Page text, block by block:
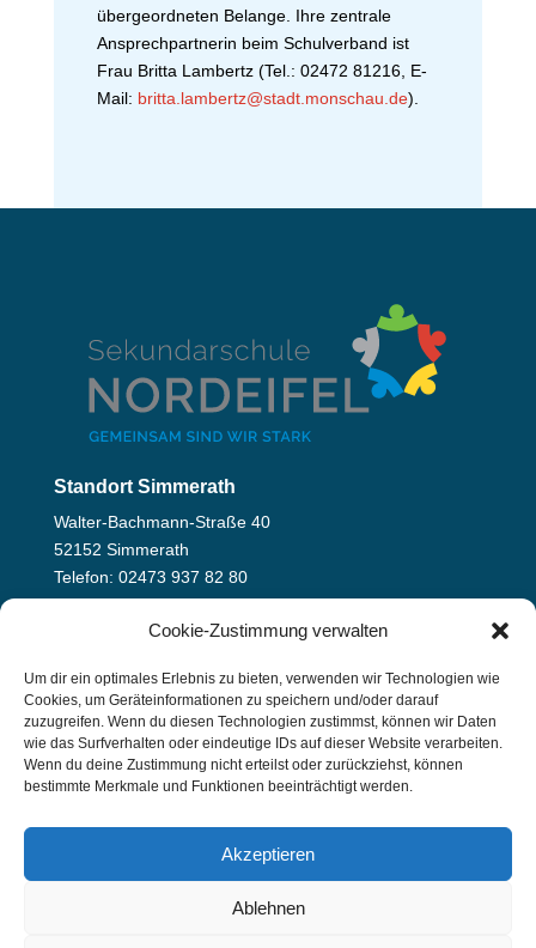
Cookie-Zustimmung verwalten
Um dir ein optimales Erlebnis zu bieten, verwenden wir Technologien wie
Cookies, um Geräteinformationen zu speichern und/oder darauf
zuzugreifen. Wenn du diesen Technologien zustimmst, können wir Daten
wie das Surfverhalten oder eindeutige IDs auf dieser Website verarbeiten.
Wenn du deine Zustimmung nicht erteilst oder zurückziehst, können
bestimmte Merkmale und Funktionen beeinträchtigt werden.
Akzeptieren
Ablehnen
übergeordneten Belange. Ihre zentrale
Ansprechpartnerin beim Schulverband ist
Frau Britta Lambertz (Tel.: 02472 81216, E-
Mail: britta.lambertz@stadt.monschau.de).
Standort Simmerath
Walter-Bachmann-Straße 40
52152 Simmerath
Telefon: 02473 937 82 80
info@sekundarschule-nordeifel.de
August-Scholl-Straße 4
52393 Hürtgenwald
Telefon: 02429 94 40 29
info@sekundarschule-nordeifel.de